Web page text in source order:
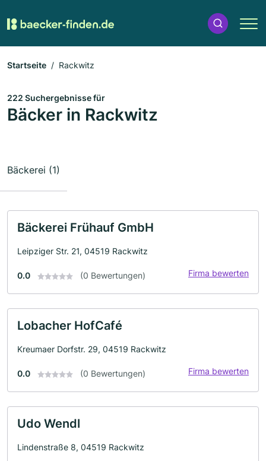
Startseite Rackwitz
222 Suchergebnisse für
Bäcker in Rackwitz
Bäckerei (1)
Bäckerei Frühauf GmbH
Leipziger Str. 21, 04519 Rackwitz
0.0 (0 Bewertungen) Firma bewerten
Lobacher HofCafé
Kreumaer Dorfstr. 29, 04519 Rackwitz
0.0 (0 Bewertungen) Firma bewerten
Udo Wendl
Lindenstraße 8, 04519 Rackwitz